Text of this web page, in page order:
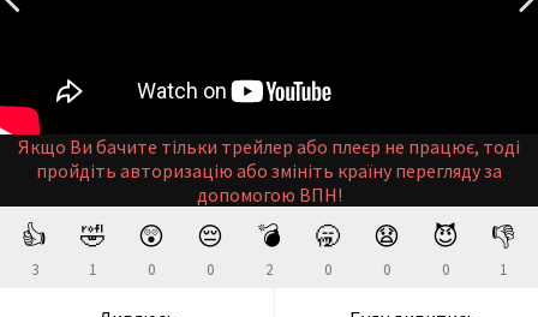
Якщо Ви бачите тільки трейлер або плеєр не працює, тоді
пройдіть авторизацію або змініть країну перегляду за
допомогою ВПН!
👍
3
🤣
1
😲
0
😔
0
💣
2
🥱
0
😧
0
😈
0
👎
1